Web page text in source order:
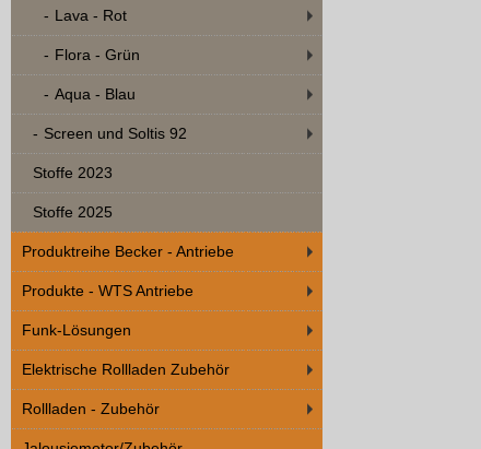
Lava - Rot
Flora - Grün
Aqua - Blau
Screen und Soltis 92
Stoffe 2023
Stoffe 2025
Produktreihe Becker - Antriebe
Produkte - WTS Antriebe
Funk-Lösungen
Elektrische Rollladen Zubehör
Rollladen - Zubehör